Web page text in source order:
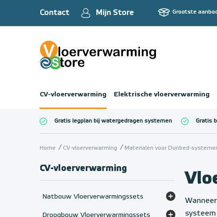
Contact Mijn Store Grootste aanbod
CV-vloerverwarming Elektrische vloerverwarming
Gratis legplan bij watergedragen systemen Gratis
Home CV-vloerverwarming Materialen voor Dunbed-
CV-vloerverwarming
Natbouw Vloerverwarmingssets
Droogbouw Vloerverwarmingssets
systeem